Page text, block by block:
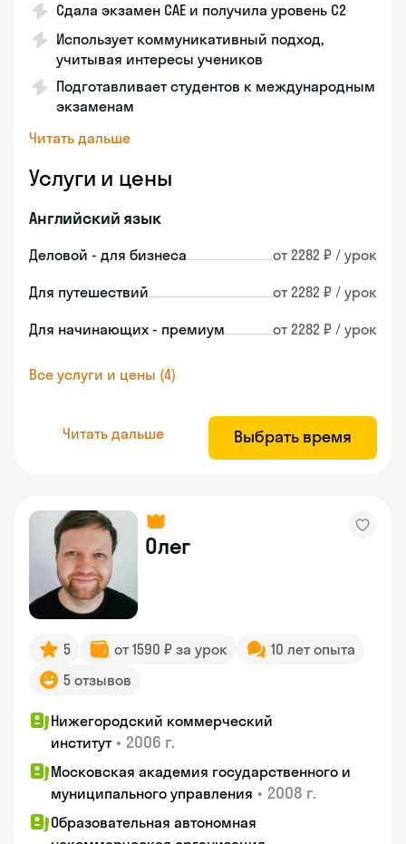
Сдала экзамен CAE и получила уровень С2
Использует коммуникативный подход,
учитывая интересы учеников
Подготавливает студентов к международным
экзаменам
Читать дальше
Услуги и цены
Английский язык
Деловой - для бизнеса от 2282 ₽ / урок
Для путешествий от 2282 ₽ / урок
Для начинающих - премиум от 2282 ₽ / урок
Все услуги и цены (4)
Читать дальше Выбрать время
Олег
5 от 1590 ₽ за урок
10 лет опыта
5 отзывов
Нижегородский коммерческий
институт • 2006 г.
Московская академия государственного и
муниципального управления • 2008 г.
Образовательная автономная